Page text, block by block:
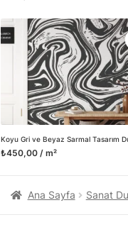
₺450,00 / m²
üretimini ve satışını
biliyor ve evin en kritik
ediyoruz. Bu nedenle
trendlere ayak
da öncü rol üstleniyoruz.
Herhangi bir soru ya da
geçebilirsiniz.
Ana Sayfa Sanat